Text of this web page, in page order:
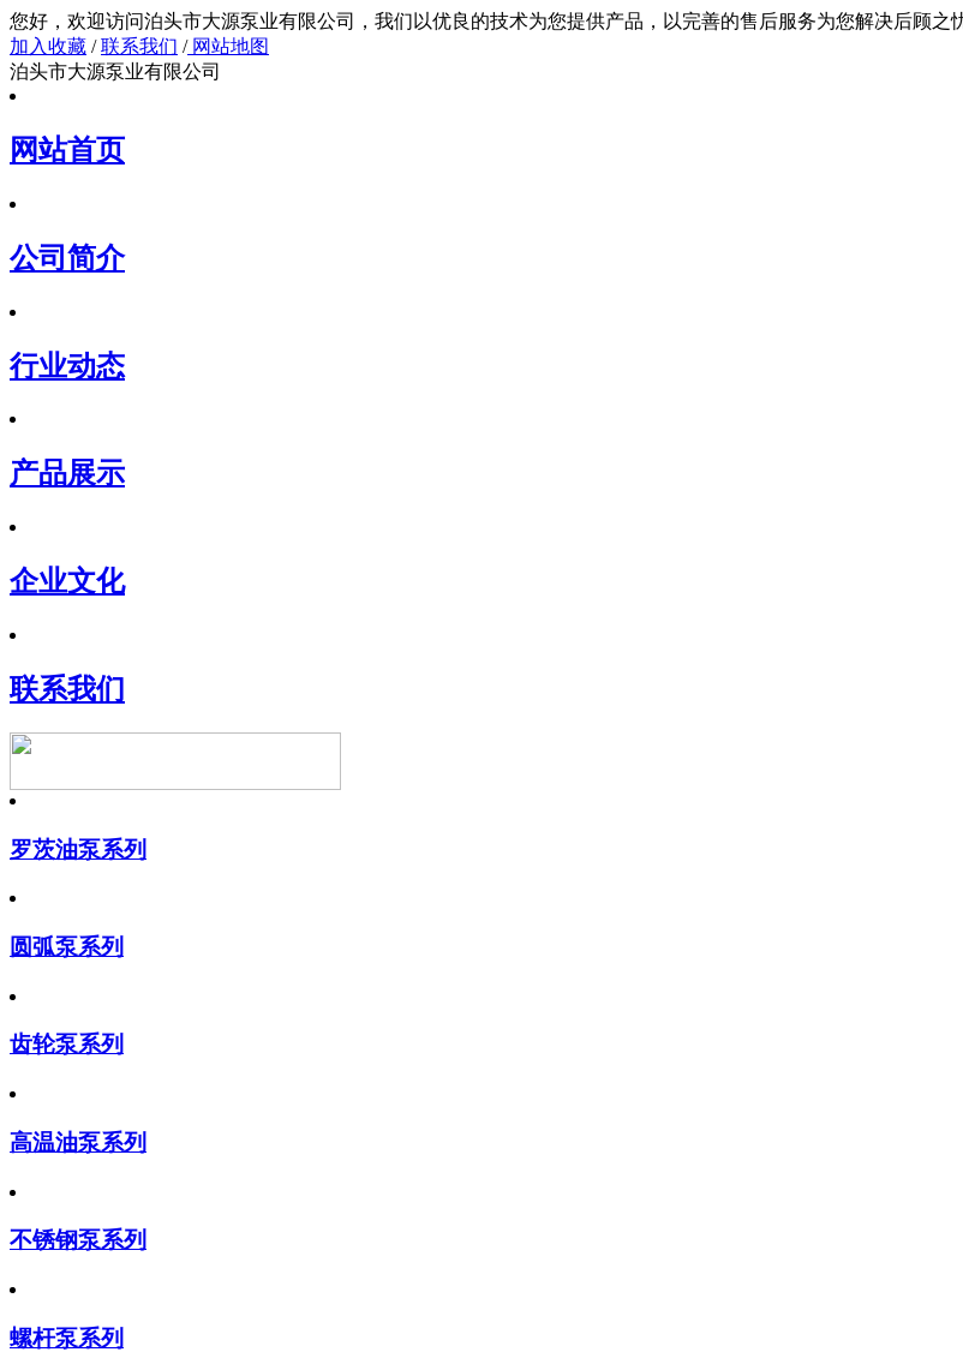
您好，欢迎访问泊头市大源泵业有限公司，我们以优良的技术为您提供产品，以完善的售后服
加入收藏 /联系我们 /网站地图
泊头市大源泵业有限公司
网站首页
公司简介
行业动态
产品展示
企业文化
联系我们
罗茨油泵系列
圆弧泵系列
齿轮泵系列
高温油泵系列
不锈钢泵系列
螺杆泵系列